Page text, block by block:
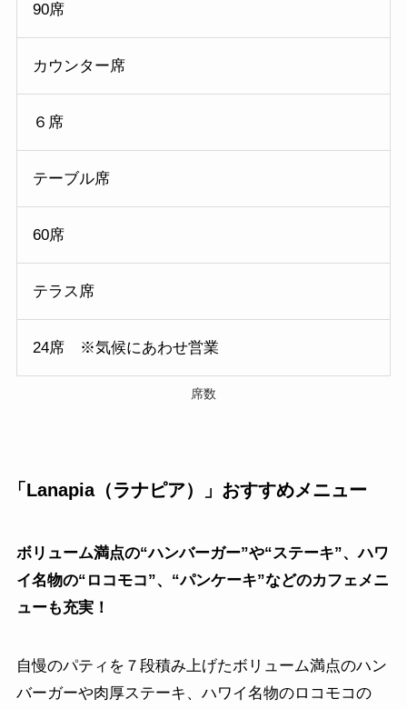
90席
カウンター席
６席
テーブル席
60席
テラス席
24席 ※気候にあわせ営業
席数
「Lanapia（ラナピア）」おすすめメニュー
ボリューム満点の“ハンバーガー”や“ステーキ”、ハワ
イ名物の“ロコモコ”、“パンケーキ”などのカフェメニ
ューも充実！
自慢のパティを７段積み上げたボリューム満点のハン
バーガーや肉厚ステーキ、ハワイ名物のロコモコの